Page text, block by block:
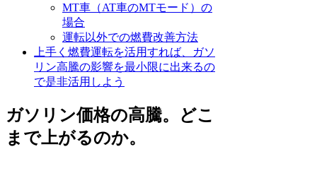
MT車（AT車のMTモード）の
場合
運転以外での燃費改善方法
上手く燃費運転を活用すれば、ガソ
リン高騰の影響を最小限に出来るの
で是非活用しよう
ガソリン価格の高騰。どこ
まで上がるのか。